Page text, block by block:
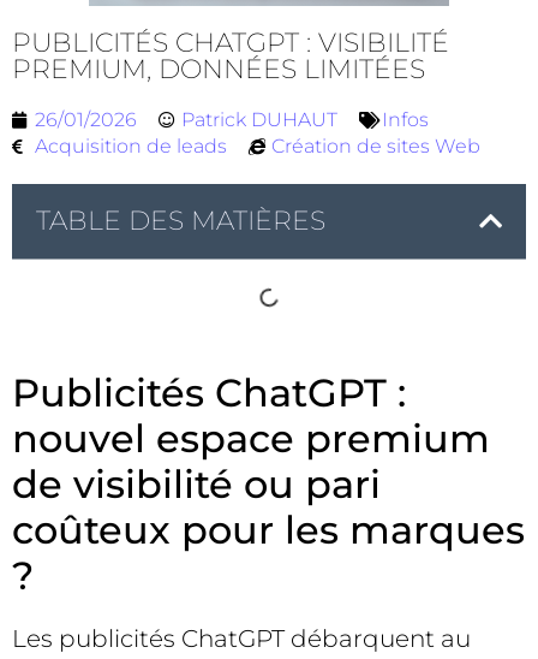
PUBLICITÉS CHATGPT : VISIBILITÉ
PREMIUM, DONNÉES LIMITÉES
26/01/2026 Patrick DUHAUT
Infos
Acquisition de leads
Création de sites Web
TABLE DES MATIÈRES
Publicités ChatGPT :
nouvel espace premium
de visibilité ou pari
coûteux pour les marques
?
Les publicités ChatGPT débarquent au